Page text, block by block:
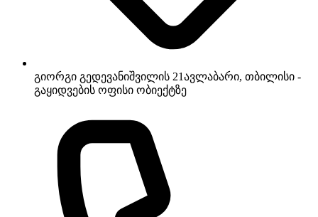
გიორგი გედევანიშვილის 21ავლაბარი, თბილისი -
გაყიდვების ოფისი ობიექტზე